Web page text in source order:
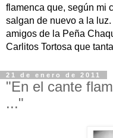
flamenca que, según mi
salgan de nuevo a la
amigos de la Peña
Carlitos Tortosa que
21 de enero de 2011
"En el cante
..."